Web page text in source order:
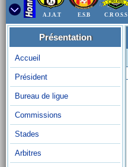
A.J.A.T E.S.B C.R O.S.S
Présentation
Accueil
Président
Bureau de ligue
Commissions
Stades
Arbitres